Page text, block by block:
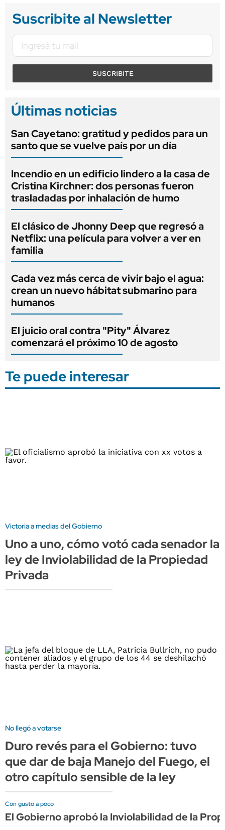
Suscribite al Newsletter
SUSCRIBITE
Últimas noticias
San Cayetano: gratitud y pedidos para un
santo que se vuelve país por un día
Incendio en un edificio lindero a la casa de
Cristina Kirchner: dos personas fueron
trasladadas por inhalación de humo
El clásico de Jhonny Deep que regresó a
Netflix: una película para volver a ver en
familia
Cada vez más cerca de vivir bajo el agua:
crean un nuevo hábitat submarino para
humanos
El juicio oral contra "Pity" Álvarez
comenzará el próximo 10 de agosto
Te puede interesar
Victoria a medias del Gobierno
Uno a uno, cómo votó cada senador la
ley de Inviolabilidad de la Propiedad
Privada
No llegó a votarse
Duro revés para el Gobierno: tuvo
que dar de baja Manejo del Fuego, el
otro capítulo sensible de la ley
Con gusto a poco
El Gobierno aprobó la Inviolabilidad de la